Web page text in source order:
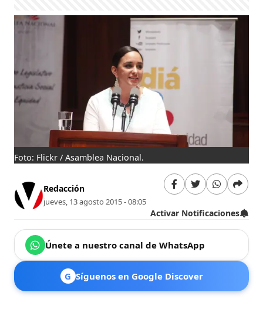
Foto: Flickr / Asamblea Nacional.
Redacción
jueves, 13 agosto 2015 - 08:05
Activar Notificaciones
Únete a nuestro canal de WhatsApp
G Síguenos en Google Discover